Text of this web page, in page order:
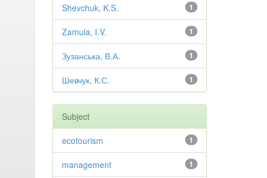
1
Shevchuk, K.S.
1
Zamula, I.V.
1
Зузанська, В.А.
1
Шевчук, К.С.
Subject
1
ecotourism
1
management